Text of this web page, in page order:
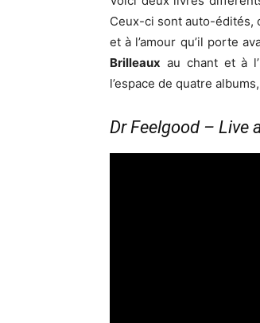
Ceux-ci sont auto-édités,
et à l’amour qu’il porte
Brilleaux au chant et à
l’espace de quatre
Dr Feelgood – Live